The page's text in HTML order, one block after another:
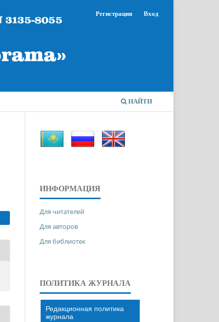
НАЙТИ
Регистрация Вход
ИНФОРМАЦИЯ
Для читателей
Для авторов
Для библиотек
ПОЛИТИКА ЖУРНАЛА
Редакционная политика
журнала